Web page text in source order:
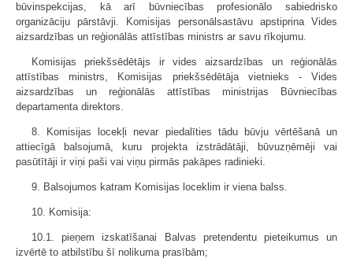
būvinspekcijas, kā arī būvniecības profesionālo sabiedrisko
organizāciju pārstāvji. Komisijas personālsastāvu apstiprina Vides
aizsardzības un reģionālās attīstības ministrs ar savu rīkojumu.
Komisijas priekšsēdētājs ir vides aizsardzības un reģionālās
attīstības ministrs, Komisijas priekšsēdētāja vietnieks - Vides
aizsardzības un reģionālās attīstības ministrijas Būvniecības
departamenta direktors.
8. Komisijas locekļi nevar piedalīties tādu būvju vērtēšanā un
attiecīgā balsojumā, kuru projekta izstrādātāji, būvuzņēmēji vai
pasūtītāji ir viņi paši vai viņu pirmās pakāpes radinieki.
9. Balsojumos katram Komisijas loceklim ir viena balss.
10. Komisija:
10.1. pieņem izskatīšanai Balvas pretendentu pieteikumus un
izvērtē to atbilstību šī nolikuma prasībām;